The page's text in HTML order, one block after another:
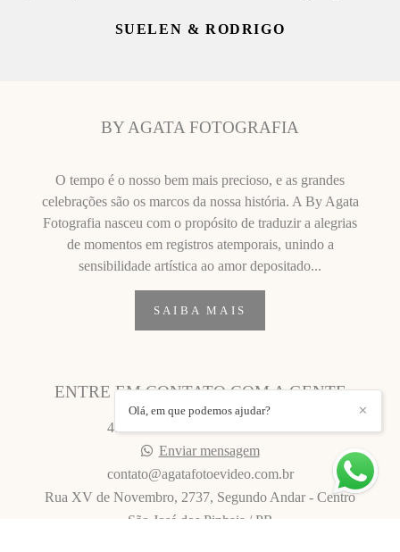
SUELEN & RODRIGO
BY AGATA FOTOGRAFIA
O tempo é o nosso bem mais precioso, e as grandes
celebrações são os marcos da nossa história. A By Agata
Fotografia nasceu com o propósito de traduzir a alegrias
de momentos em registros atemporais, unindo a
sensibilidade artística ao amor depositado...
SAIBA MAIS
ENTRE EM CONTATO COM A GENTE
41-99144-6447 / 41-99224-7129
Enviar mensagem
contato@agatafotoevideo.com.br
Rua XV de Novembro, 2737, Segundo Andar - Centro
São José dos Pinhais / PR
✕
Olá, em que podemos ajudar?